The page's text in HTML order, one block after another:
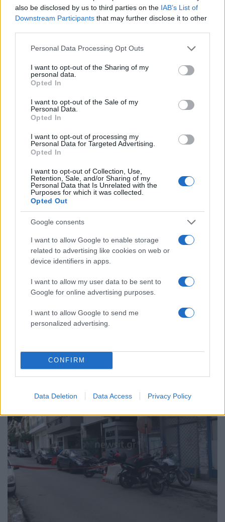
also be disclosed by us to third parties on the IAB’s List of
Downstream Participants that may further disclose it to other
Please note that this website/app uses one or more Google
not limited to your visit or usage behaviour. You may click to
grant or deny consent to Google and its third-party tags to
use your data for below specified purposes in below Google
consent section.
Personal Data Processing Opt Outs
I want to opt-out of the Sharing of my
personal data.
Opted In
I want to opt-out of the Sale of my
Personal Data.
Opted In
I want to opt-out of processing my
Personal Data for Targeted Advertising.
Opted In
I want to opt-out of Collection, Use,
Retention, Sale, and/or Sharing of my
Personal Data that Is Unrelated with the
Purposes for which it was collected.
Opted Out
Google consents
I want to allow Google to enable storage
related to advertising like cookies on web or
device identifiers in apps.
I want to allow my user data to be sent to
Google for online advertising purposes.
I want to allow Google to send me
personalized advertising.
CONFIRM
Data Deletion Data Access Privacy Policy
Θεσσαλονίκη: Ανάληψη ευθύνης με νέες
απειλές για την επίθεση με μολότοφ σε
κλούβα των ΜΑΤ – “Να τους κάψουμε”!
01.04.18
Γυαλιά – καρφιά στο Πρωτοδικείο από